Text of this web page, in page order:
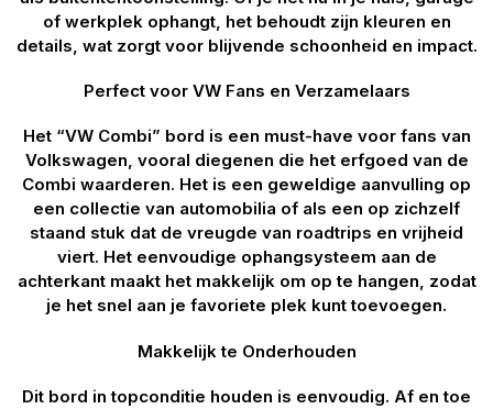
of werkplek ophangt, het behoudt zijn kleuren en
details, wat zorgt voor blijvende schoonheid en impact.
Perfect voor VW Fans en Verzamelaars
Het “VW Combi” bord is een must-have voor fans van
Volkswagen, vooral diegenen die het erfgoed van de
Combi waarderen. Het is een geweldige aanvulling op
een collectie van automobilia of als een op zichzelf
staand stuk dat de vreugde van roadtrips en vrijheid
viert. Het eenvoudige ophangsysteem aan de
achterkant maakt het makkelijk om op te hangen, zodat
je het snel aan je favoriete plek kunt toevoegen.
Makkelijk te Onderhouden
Dit bord in topconditie houden is eenvoudig. Af en toe